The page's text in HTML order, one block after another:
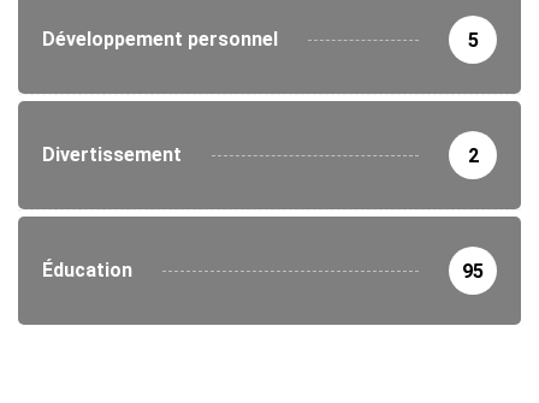
Développement personnel 5
Divertissement 2
Éducation 95